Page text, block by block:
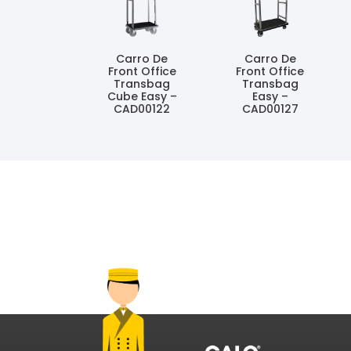
Carro De
Front Office
Transbag
Cube Easy –
CAD00122
Carro De
Front Office
Transbag
Easy –
CAD00127